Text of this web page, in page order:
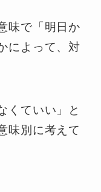
味で「明日か
によって、対
くていい」と
味別に考えて